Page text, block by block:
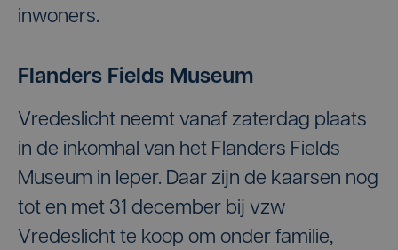
inwoners.
Flanders Fields Museum
Vredeslicht neemt vanaf zaterdag plaats
in de inkomhal van het Flanders Fields
Museum in Ieper. Daar zijn de kaarsen nog
tot en met 31 december bij vzw
Vredeslicht te koop om onder familie,